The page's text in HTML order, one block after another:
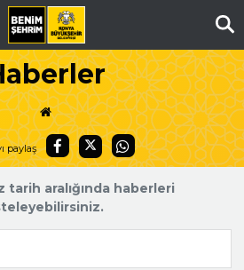
paylaş
tarih aralığında haberleri